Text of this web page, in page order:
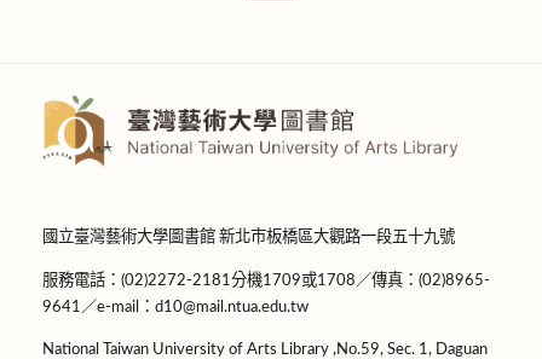
國立臺灣藝術大學圖書館 新北市板橋區大觀路一段五十九號
服務電話：(02)2272-2181分機1709或1708／傳真：(02)8965-
9641／e-mail：d10@mail.ntua.edu.tw
National Taiwan University of Arts Library ,No.59, Sec. 1, Daguan